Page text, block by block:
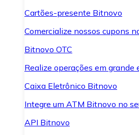
Cartões-presente Bitnovo
Comercialize nossos cupons
Bitnovo OTC
Realize operações em
Caixa Eletrônico Bitnovo
Integre um ATM Bitnovo no
API Bitnovo